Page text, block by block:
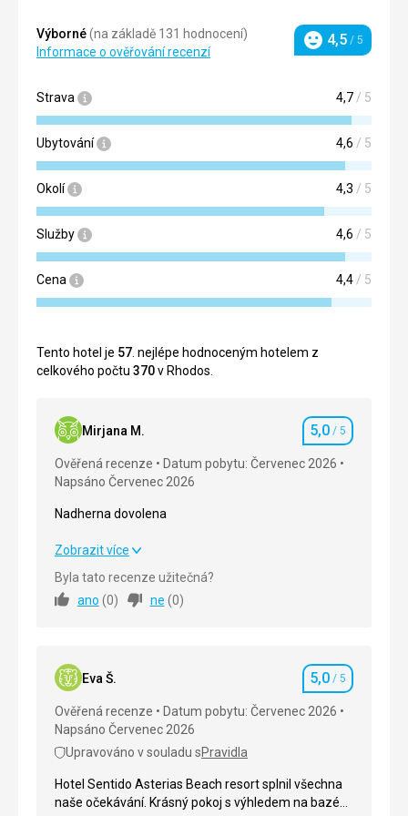
Výborné(na základě 131 hodnocení)
Informace o ověřování recenzí
Hodnocení
4,5 / 5
Strava 4,7/ 5
Ubytování 4,6 / 5
Okolí 4,3 / 5
Služby 4,6 / 5
Cena 4,4/ 5
Tento hotel je 57. nejlépe hodnoceným hotelem z
celkového počtu 370v Rhodos.
Mirjana M. Hodnocení
5,0 / 5
Ověřená recenze
Datum pobytu: Červenec 2026
Napsáno Červenec 2026
Nadherna dovolena
Nadherna dovolena
Strava
Služby 5,0/ 5
Cena
Pláž
uzasna
Zobrazit více
Byla tato recenze užitečná?
ano (0) ne (0)
Eva Š. Hodnocení
5,0 / 5
Ověřená recenze
Datum pobytu: Červenec 2026
Napsáno Červenec 2026
Upravováno v souladu sPravidla
Hotel Sentido Asterias Beach resort splnil všechna
naše očekávání. Krásný pokoj s výhledem na bazén,